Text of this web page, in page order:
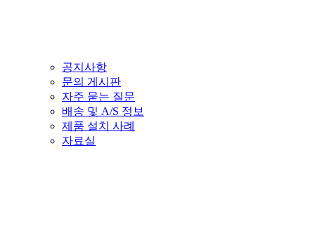
공지사항
문의 게시판
자주 묻는 질문
배송 및 A/S 정보
제품 설치 사례
자료실